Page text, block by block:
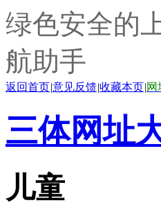
绿色安全的
航助手
返回首页|意见反馈|收藏本页|网
三体网址
儿童